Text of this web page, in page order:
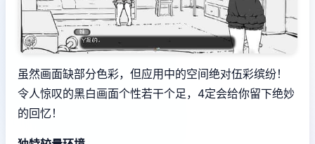
虽然画面缺部分色彩，但应用中的空间绝对伍彩缤纷！
令人惊叹的黑白画面个性若干个足，4定会给你留下绝妙
的回忆！